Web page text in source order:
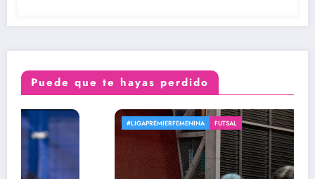
Puede que te hayas perdido
#LIGAPREMIERFEMENINA FUTSAL